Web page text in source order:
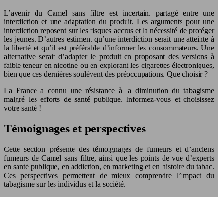
L’avenir du Camel sans filtre est incertain, partagé entre une
interdiction et une adaptation du produit. Les arguments pour une
interdiction reposent sur les risques accrus et la nécessité de protéger
les jeunes. D’autres estiment qu’une interdiction serait une atteinte à
la liberté et qu’il est préférable d’informer les consommateurs. Une
alternative serait d’adapter le produit en proposant des versions à
faible teneur en nicotine ou en explorant les cigarettes électroniques,
bien que ces dernières soulèvent des préoccupations. Que choisir ?
La France a connu une résistance à la diminution du tabagisme
malgré les efforts de santé publique. Informez-vous et choisissez
votre santé !
Témoignages et perspectives
Cette section présente des témoignages de fumeurs et d’anciens
fumeurs de Camel sans filtre, ainsi que les points de vue d’experts
en santé publique, en addiction, en marketing et en histoire du tabac.
Ces perspectives permettent de mieux comprendre l’impact du
tabagisme sur les individus et la société.